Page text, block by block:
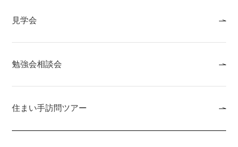
見学会
勉強会相談会
住まい手訪問ツアー